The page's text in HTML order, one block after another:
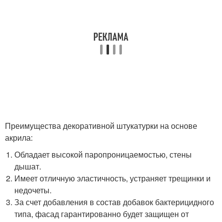
Преимущества декоративной штукатурки на основе
акрила:
Обладает высокой паропроницаемостью, стены
дышат.
Имеет отличную эластичность, устраняет трещинки и
недочеты.
За счет добавления в состав добавок бактерицидного
типа, фасад гарантированно будет защищен от